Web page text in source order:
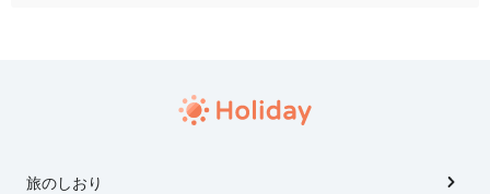
旅のしおり